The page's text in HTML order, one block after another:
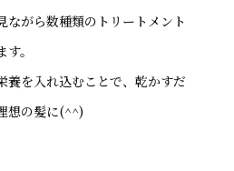
ながら数種類のトリートメント
。
養を入れ込むことで、乾かすだ
想の髪に(^^)